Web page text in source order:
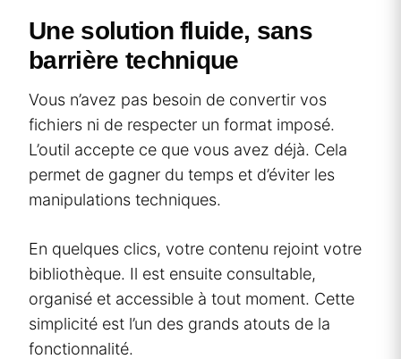
Une solution fluide, sans
barrière technique
Vous n’avez pas besoin de convertir vos
fichiers ni de respecter un format imposé.
L’outil accepte ce que vous avez déjà. Cela
permet de gagner du temps et d’éviter les
manipulations techniques.
En quelques clics, votre contenu rejoint votre
bibliothèque. Il est ensuite consultable,
organisé et accessible à tout moment. Cette
simplicité est l’un des grands atouts de la
fonctionnalité.